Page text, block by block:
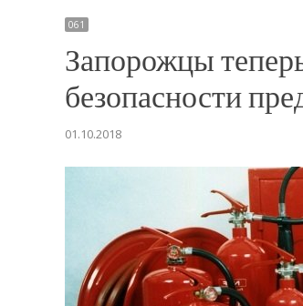
061
Запорожцы
безопасности
01.10.2018